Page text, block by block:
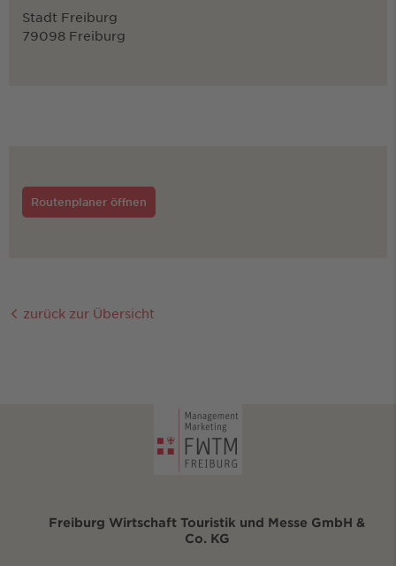
Stadt Freiburg
79098 Freiburg
Routenplaner öffnen
zurück zur Übersicht
Freiburg Wirtschaft Touristik und Messe GmbH &
Co. KG